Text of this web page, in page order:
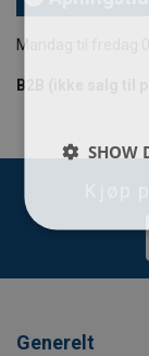
Mandag til fredag
B2B (ikke salg til
Kjøp
Generelt
SHOW